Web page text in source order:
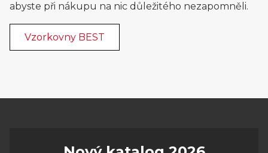
abyste při nákupu na nic důležitého nezapomněli.
Vzorkovny BEST